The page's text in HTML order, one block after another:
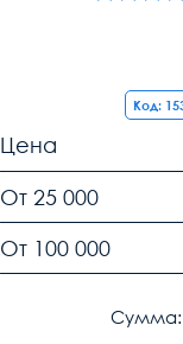
Код:
Цена
От 25 000
От 100 000
Сумма: